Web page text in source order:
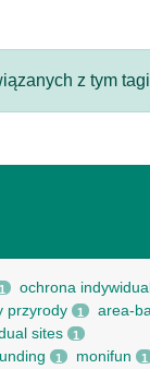
z tym
1 ochrona
przyrody 1 area-
sites 1
1 monifun 1